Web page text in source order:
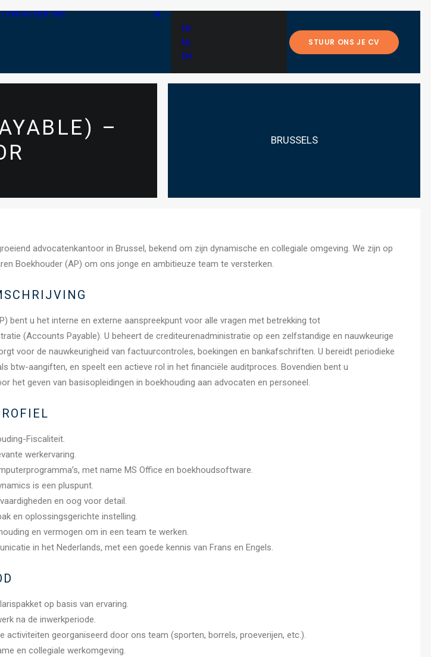
CONTACTEER ONS NL
FR
NL
EN
STUUR ONS JE CV
–
BRUSSELS
advocatenkantoor in Brussel, bekend om zijn dynamische en collegiale omgeving. We zijn op
Boekhouder (AP) om ons jonge en ambitieuze team te versterken.
bent u het interne en externe aanspreekpunt voor alle vragen met betrekking tot
(Accounts Payable). U beheert de crediteurenadministratie op een zelfstandige en nauwkeurige
voor de nauwkeurigheid van factuurcontroles, boekingen en bankafschriften. U bereidt periodieke
btw-aangiften, en speelt een actieve rol in het financiële auditproces. Bovendien bent u
het geven van basisopleidingen in boekhouding aan advocaten en personeel.
Fiscaliteit.
werkervaring.
met name MS Office en boekhoudsoftware.
is een pluspunt.
en oog voor detail.
en oplossingsgerichte instelling.
en vermogen om in een team te werken.
in het Nederlands, met een goede kennis van Frans en Engels.
op basis van ervaring.
na de inwerkperiode.
activiteiten georganiseerd door ons team (sporten, borrels, proeverijen, etc.).
en collegiale werkomgeving.